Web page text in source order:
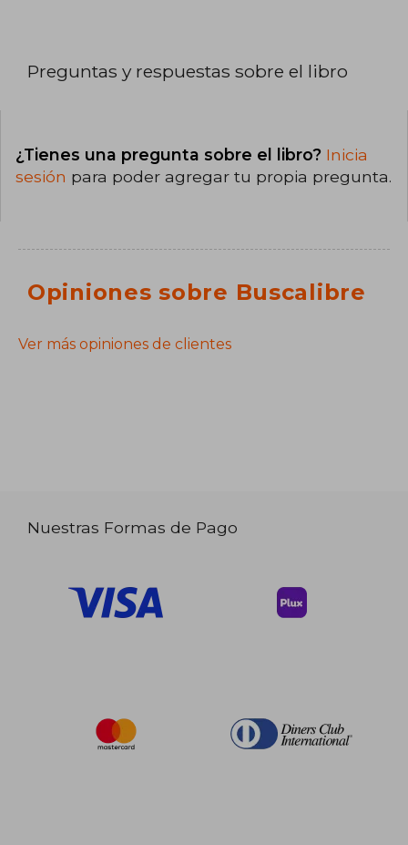
Preguntas y respuestas sobre el libro
¿Tienes una pregunta sobre el libro? Inicia
sesión para poder agregar tu propia pregunta.
Opiniones sobre Buscalibre
Ver más opiniones de clientes
Nuestras Formas de Pago